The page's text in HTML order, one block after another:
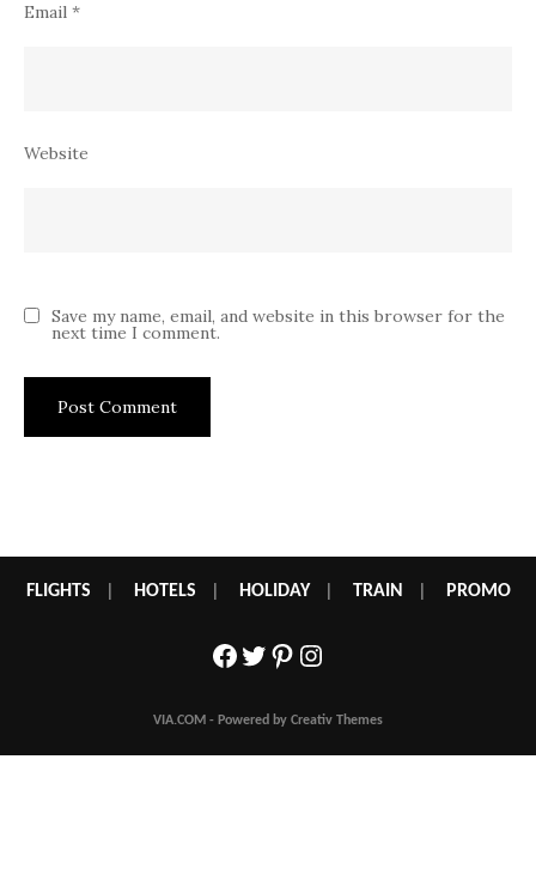
Email *
Website
Save my name, email, and website in this browser for the
next time I comment.
FLIGHTS HOTELS HOLIDAY| TRAIN PROMO
Facebook
Twitter
Pinterest
Instagram
VIA.COM - Powered by Creativ Themes